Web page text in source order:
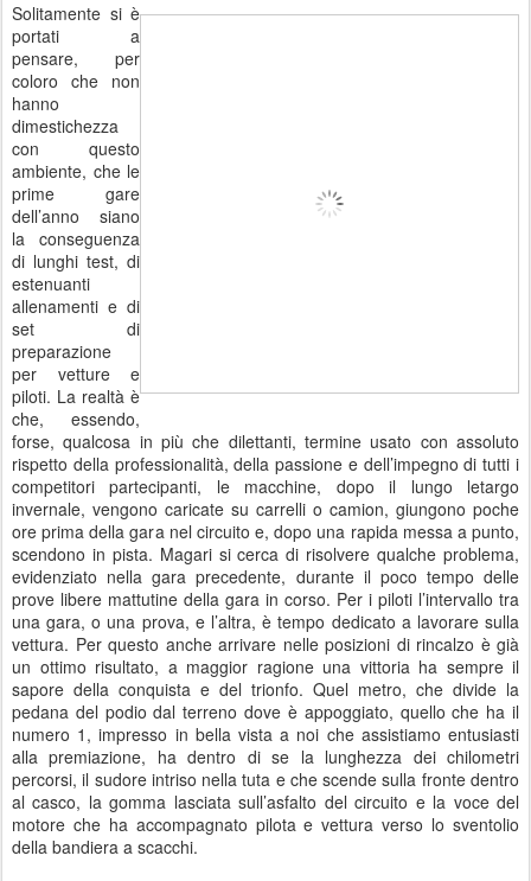
Solitamente si è
portati a
pensare, per
coloro che non
hanno
dimestichezza
con questo
ambiente, che le
prime gare
dell’anno siano
la conseguenza
di lunghi test, di
estenuanti
allenamenti e di
set di
preparazione
per vetture e
piloti. La realtà è
che, essendo,
forse, qualcosa in più che dilettanti, termine usato con assoluto
rispetto della professionalità, della passione e dell’impegno di tutti i
competitori partecipanti, le macchine, dopo il lungo letargo
invernale, vengono caricate su carrelli o camion, giungono poche
ore prima della gara nel circuito e, dopo una rapida messa a punto,
scendono in pista. Magari si cerca di risolvere qualche problema,
evidenziato nella gara precedente, durante il poco tempo delle
prove libere mattutine della gara in corso. Per i piloti l’intervallo tra
una gara, o una prova, e l’altra, è tempo dedicato a lavorare sulla
vettura. Per questo anche arrivare nelle posizioni di rincalzo è già
un ottimo risultato, a maggior ragione una vittoria ha sempre il
sapore della conquista e del trionfo. Quel metro, che divide la
pedana del podio dal terreno dove è appoggiato, quello che ha il
numero 1, impresso in bella vista a noi che assistiamo entusiasti
alla premiazione, ha dentro di se la lunghezza dei chilometri
percorsi, il sudore intriso nella tuta e che scende sulla fronte dentro
al casco, la gomma lasciata sull’asfalto del circuito e la voce del
motore che ha accompagnato pilota e vettura verso lo sventolio
della bandiera a scacchi.